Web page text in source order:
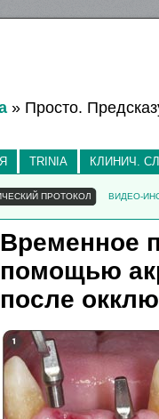
» Просто.
TRINIA КЛИНИЧ.
ПРОТОКОЛ ВИДЕО-
Временное
помощью
после